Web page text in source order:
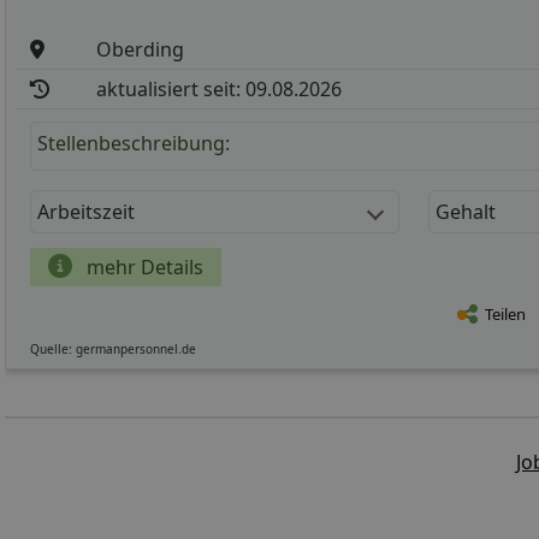
Oberding
aktualisiert seit: 09.08.2026
Stellenbeschreibung:
Arbeitszeit Gehalt
mehr Details
Teilen
Quelle: germanpersonnel.de